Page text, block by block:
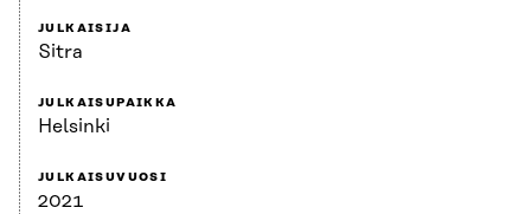
JULKAISIJA
Sitra
JULKAISUPAIKKA
Helsinki
JULKAISUVUOSI
2021